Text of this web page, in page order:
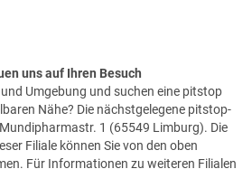
uns auf Ihren Besuch
Umgebung und suchen eine pitstop
Nähe? Die nächstgelegene pitstop-
1 (65549 Limburg). Die
Filiale können Sie von den oben
Für Informationen zu weiteren Filialen